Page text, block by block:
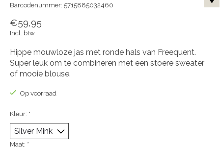
Barcodenummer: 5715885032460
€59,95
Incl. btw
Hippe mouwloze jas met ronde hals van Freequent.
Super leuk om te combineren met een stoere sweater
of mooie blouse.
Op voorraad
Kleur: *
Maat: *